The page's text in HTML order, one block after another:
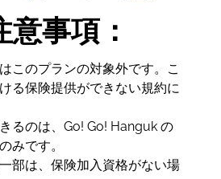
事項：
このプランの対象外です。こ
る保険提供ができない規約に
るのは、Go! Go! Hanguk の
みです。
部は、保険加入資格がない場